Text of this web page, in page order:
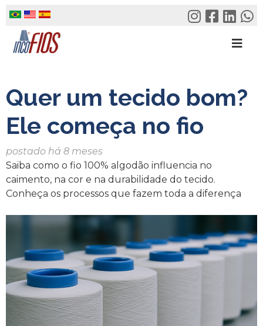
content
Quer um tecido bom?
Ele começa no fio
postado há 8 meses
Saiba como o fio 100% algodão influencia no
caimento, na cor e na durabilidade do tecido.
Conheça os processos que fazem toda a diferença